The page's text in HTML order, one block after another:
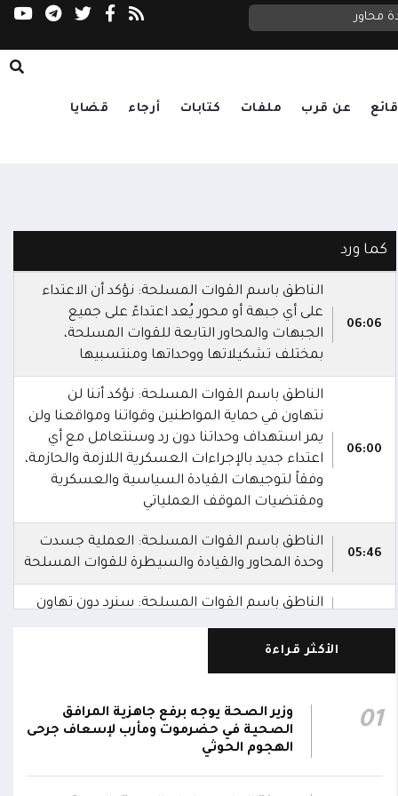
محاور السعدي يحذر مجلس الأمن: الحوثيون
عن قرب ملفات كتابات أرجاء قضايا
كما ورد
06:06
الناطق باسم القوات المسلحة: نؤكد أن الاعتداء
على أي جبهة أو محور يُعد اعتداءً على جميع
الجبهات والمحاور التابعة للقوات المسلحة،
بمختلف تشكيلاتها ووحداتها ومنتسبيها
06:00
الناطق باسم القوات المسلحة: نؤكد أننا لن
نتهاون في حماية المواطنين وقواتنا ومواقعنا ولن
يمر استهداف وحداتنا دون رد وسنتعامل مع أي
اعتداء جديد بالإجراءات العسكرية اللازمة والحازمة،
وفقاً لتوجيهات القيادة السياسية والعسكرية
ومقتضيات الموقف العملياتي
05:46
الناطق باسم القوات المسلحة: العملية جسدت
وحدة المحاور والقيادة والسيطرة للقوات المسلحة
الناطق باسم القوات المسلحة: سنرد دون تهاون
حال استمرت اعتداءات الحوثيين الغادرة
05:34
المقاومة الوطنية تصد هجوماً حوثياً في جبهتي
الحيمة بالتحيتا وحيس جنوب الحديدة
الأكثر قراءة
01
وزير الصحة يوجه برفع جاهزية المرافق
الصحية في حضرموت ومأرب لإسعاف جرحى
الهجوم الحوثي